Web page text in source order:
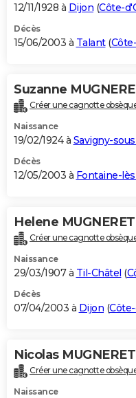
12/11/1928 à Dijon (Côte-
Décès
15/06/2003 à Talant(
Suzanne
Créer une cagnotte
Naissance
19/02/1924 à Savigny-
Décès
12/05/2003 à Fontaine-
Helene MUGNERET
Créer une cagnotte
Naissance
29/03/1907 à Til-Châtel (
Décès
07/04/2003 à Dijon (
Nicolas MUGNERET
Créer une cagnotte
Naissance